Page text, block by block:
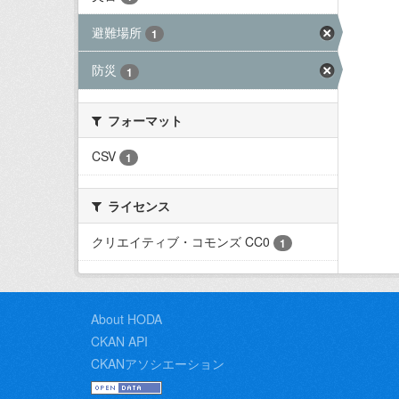
避難場所 1
防災 1
フォーマット
CSV
1
ライセンス
クリエイティブ・コモンズ CC0
1
About HODA
CKAN API
CKANアソシエーション